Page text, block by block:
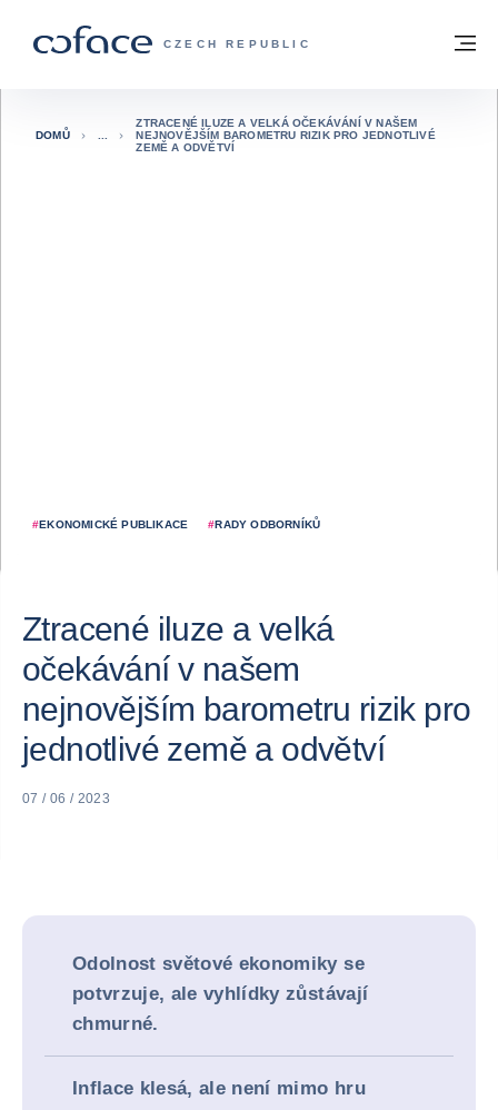
COFACE FOR TRADE - WEBOVÁ
CZECH REPUBLIC
Zpět na hlavní stránku
#EKONOMICKÉ PUBLIKACE #RADY ODBORNÍKŮ
DOMŮ
ZTRACENÉ ILUZE A VELKÁ OČEKÁVÁNÍ V NAŠEM
NEJNOVĚJŠÍM BAROMETRU RIZIK PRO JEDNOTLIVÉ
ZEMĚ A ODVĚTVÍ
Ztracené iluze a velká
očekávání v našem
nejnovějším barometru rizik pro
jednotlivé země a odvětví
07 / 06 / 2023
Odolnost světové ekonomiky se
potvrzuje, ale vyhlídky zůstávají
chmurné.
Inflace klesá, ale není mimo hru